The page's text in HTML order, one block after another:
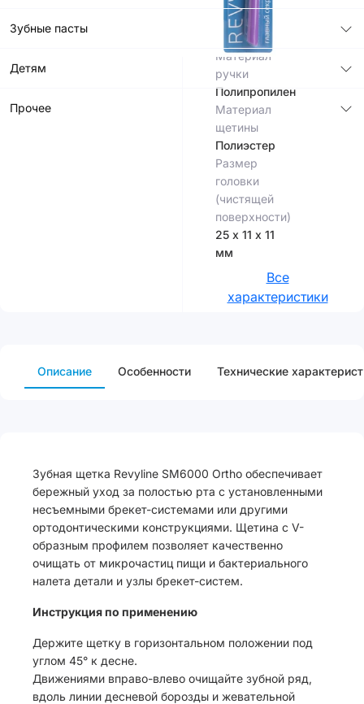
Зубные пасты
Детям
Прочее
мм
11 мм
Материал
ручки
Полипропилен
Материал
щетины
Полиэстер
Размер
головки
(чистящей
поверхности)
25 х 11 х 11
мм
Все
характеристики
Описание Особенности Технические
Зубная щетка Revyline SM6000 Ortho обеспечивает
бережный уход за полостью рта с установленными
несъемными брекет-системами или другими
ортодонтическими конструкциями. Щетина с V-
образным профилем позволяет качественно
очищать от микрочастиц пищи и бактериального
налета детали и узлы брекет-систем.
Инструкция по применению
Держите щетку в горизонтальном положении под
углом 45° к десне.
Движениями вправо-влево очищайте зубной ряд,
вдоль линии десневой борозды и жевательной